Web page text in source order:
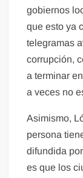
gobiernos
que esto ya
telegramas
corrupción,
a terminar
a veces no
Asimismo,
persona
difundida
es que los